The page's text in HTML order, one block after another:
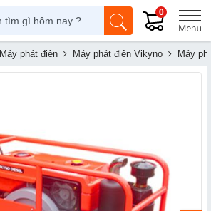
0
Máy phát điện Máy phát điện Vikyno Máy